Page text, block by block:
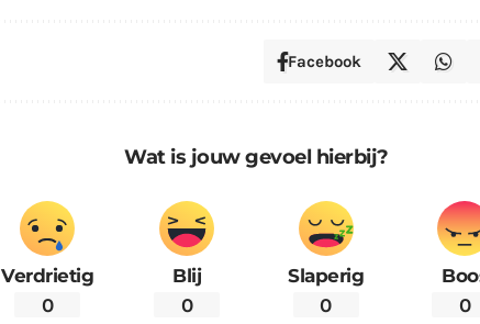
Facebook
Wat is jouw gevoel hierbij?
Verdrietig
0
Blij
0
Slaperig
0 0